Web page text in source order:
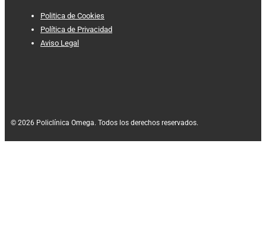
Politica de Cookies
Política de Privacidad
Aviso Legal
© 2026 Policlínica Omega. Todos los derechos reservados.